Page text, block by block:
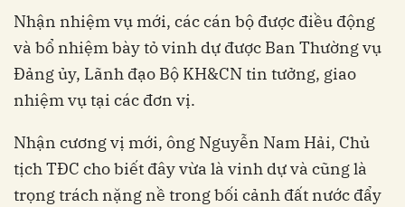
Nhận nhiệm vụ mới, các cán bộ được điều động
và bổ nhiệm bày tỏ vinh dự được Ban Thường vụ
Đảng ủy, Lãnh đạo Bộ KH&CN tin tưởng, giao
nhiệm vụ tại các đơn vị.
Nhận cương vị mới, ông Nguyễn Nam Hải, Chủ
tịch TĐC cho biết đây vừa là vinh dự và cũng là
trọng trách nặng nề trong bối cảnh đất nước đẩy